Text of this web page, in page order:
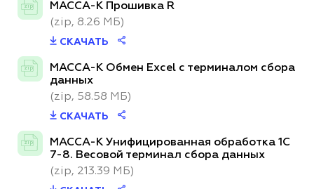
zip
МАССА-К Прошивка R
(zip, 8.26 МБ)
СКАЧАТЬ
zip
МАССА-К Обмен Excel с терминалом сбора
данных
(zip, 58.58 МБ)
СКАЧАТЬ
zip
МАССА-К Унифицированная обработка 1С
7-8. Весовой терминал сбора данных
(zip, 213.39 МБ)